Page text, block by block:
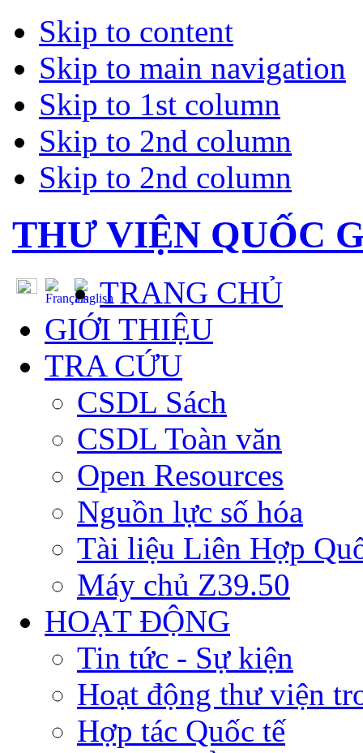
Skip to content
Skip to main navigation
Skip to 1st column
Skip to 2nd column
Skip to 2nd column
THƯ VIỆN QUỐC
TRANG CHỦ
GIỚI THIỆU
TRA CỨU
CSDL Sách
CSDL Toàn văn
Open Resources
Nguồn lực số hóa
Tài liệu Liên Hợp
Máy chủ Z39.50
HOẠT ĐỘNG
Tin tức - Sự kiện
Hoạt động thư viện
Hợp tác Quốc tế